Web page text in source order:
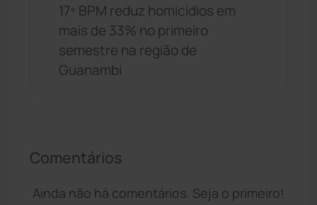
17º BPM reduz homicídios em
mais de 33% no primeiro
semestre na região de
Guanambi
Comentários
Ainda não há comentários. Seja o primeiro!